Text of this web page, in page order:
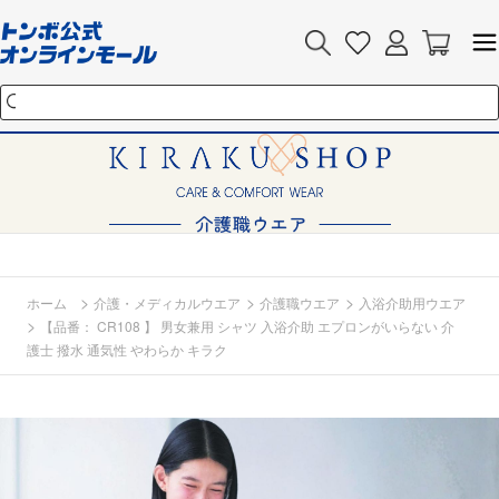
ホーム > 介護・メディカルウエア > 介護職ウエア > 入浴介助用ウエア
>
【品番： CR108 】 男女兼用 シャツ 入浴介助 エプロンがいらない 介
護士 撥水 通気性 やわらか キラク